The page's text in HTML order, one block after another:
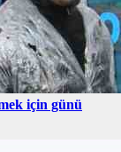
için günü